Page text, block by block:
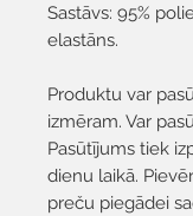
Sastāvs: 95%
elastāns.
Produktu var
izmēram. Var
Pasūtījums tiek
dienu laikā.
preču piegādei